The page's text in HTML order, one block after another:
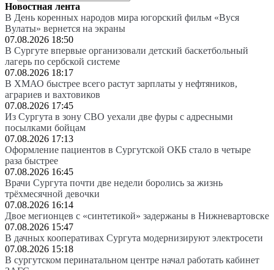
Новостная лента
В День коренных народов мира югорский фильм «Вуся
Вулаты» вернется на экраны
07.08.2026 18:50
В Сургуте впервые организовали детский баскетбольный
лагерь по сербской системе
07.08.2026 18:17
В ХМАО быстрее всего растут зарплаты у нефтяников,
аграриев и вахтовиков
07.08.2026 17:45
Из Сургута в зону СВО уехали две фуры с адресными
посылками бойцам
07.08.2026 17:13
Оформление пациентов в Сургутской ОКБ стало в четыре
раза быстрее
07.08.2026 16:45
Врачи Сургута почти две недели боролись за жизнь
трёхмесячной девочки
07.08.2026 16:14
Двое мегионцев с «синтетикой» задержаны в Нижневартовске
07.08.2026 15:47
В дачных кооперативах Сургута модернизируют электросети
07.08.2026 15:18
В сургутском перинатальном центре начал работать кабинет